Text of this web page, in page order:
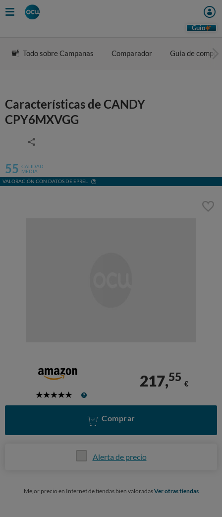
Guio
Todo sobre Campanas Comparador Guía de compra
Características de CANDY
CPY6MXVGG
55 CALIDAD
MEDIA
VALORACIÓN CON DATOS DE EPREL
5
217,55
€
Comprar
Alerta de precio
Mejor precio en Internet de tiendas bien valoradasVer otras tiendas